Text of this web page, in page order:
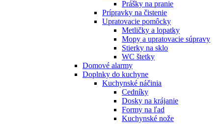
Prášky na pranie
Prípravky na čistenie
Upratovacie pomôcky
Metličky a lopatky
Mopy a upratovacie súpravy
Stierky na sklo
WC štetky
Domové alarmy
Doplnky do kuchyne
Kuchynské náčinia
Cedníky
Dosky na krájanie
Formy na ľad
Kuchynské nože